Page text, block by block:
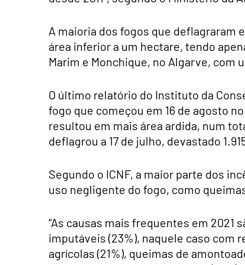
A maioria dos fogos que deflagraram
área inferior a um hectare, tendo
Marim e Monchique, no Algarve, com
O último relatório do Instituto da
fogo que começou em 16 de agosto
resultou em mais área ardida, num
deflagrou a 17 de julho, devastado
Segundo o ICNF, a maior parte dos
uso negligente do fogo, como
“As causas mais frequentes em 2021
imputáveis (23%), naquele caso com
agrícolas (21%), queimas de